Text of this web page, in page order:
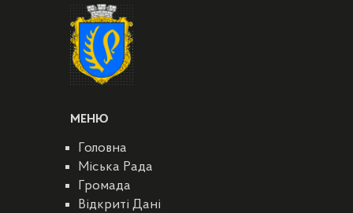
МЕНЮ
Головна
Міська Рада
Громада
Відкриті Дані